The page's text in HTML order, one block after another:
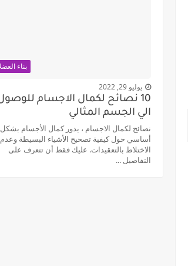
بناء
يوليو 29, 2022
10 نصائح لكمال الاجسام
الي الجسم المثالي
نصائح لكمال الاجسام ، يدور كمال الأجسام بشكل
أساسي حول كيفية تصحيح الأشياء البسيطة وعدم
الاختلاط بالتعقيدات. عليك فقط أن تتعرف على
التفاصيل ...